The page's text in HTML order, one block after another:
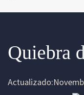
Quiebra
Actualizado: